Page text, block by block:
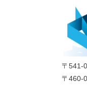
〒541-
〒460-